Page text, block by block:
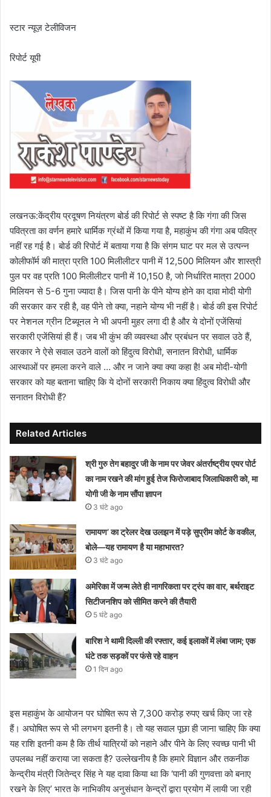
स्टार न्यूज़ टेलीविजन
रिपोर्ट यूपी
लखनऊ:केंद्रीय प्रदूषण नियंत्रण बोर्ड की रिपोर्ट से स्पष्ट है कि गंगा की जिस
पवित्रता का वर्णन हमारे धार्मिक ग्रंथों में किया गया है, महाकुंभ की गंगा अब पवित्र
नहीं रह गई है। बोर्ड की रिपोर्ट में बताया गया है कि संगम घाट पर मल से उत्पन्न
कोलीफॉर्म की मात्रा प्रति 100 मिलीलीटर पानी में 12,500 मिलियन और शास्त्री
पुल पर वह प्रति 100 मिलीलीटर पानी में 10,150 है, जो निर्धारित मात्रा 2000
मिलियन से 5-6 गुना ज्यादा है। जिस पानी के पीने योग्य होने का दावा मोदी योगी
की सरकार कर रही है, वह पीने तो क्या, नहाने योग्य भी नहीं है। बोर्ड की इस रिपोर्ट
पर नेशनल ग्रीन टिब्यूनल ने भी अपनी मुहर लगा दी है और ये दोनों एजेंसियां
सरकारी एजेंसियां ही हैं। जब भी कुंभ की व्यवस्था और प्रबंधन पर सवाल उठे हैं,
सरकार ने ऐसे सवाल उठने वालों को हिंदुत्व विरोधी, सनातन विरोधी, धार्मिक
आस्थाओं पर हमला करने वाले … और न जाने क्या क्या कहा है! अब मोदी-योगी
सरकार को यह बताना चाहिए कि ये दोनों सरकारी निकाय क्या हिंदुत्व विरोधी और
सनातन विरोधी हैं?
Related Articles
श्री गुरु तेग बहादुर जी के नाम पर जेवर अंतर्राष्ट्रीय एयर पोर्ट
का नाम रखने की मांग हुई तेज फिरोजाबाद जिलाधिकारी को, मा
योगी जी के नाम सौंपा ज्ञापन
3 घंटे ago
रामायण’ का ट्रेलर देख उलझन में पड़े सुप्रीम कोर्ट के वकील,
बोले—यह रामायण है या महाभारत?
3 घंटे ago
अमेरिका में जन्म लेते ही नागरिकता पर ट्रंप का वार, बर्थराइट
सिटीजनशिप को सीमित करने की तैयारी
5 घंटे ago
बारिश ने थामी दिल्ली की रफ्तार, कई इलाकों में लंबा जाम; एक
घंटे तक सड़कों पर फंसे रहे वाहन
1 दिन ago
इस महाकुंभ के आयोजन पर घोषित रूप से 7,300 करोड़ रुपए खर्च किए जा रहे
हैं। अघोषित रूप से भी लगभग इतनी है। तो यह सवाल पूछा ही जाना चाहिए कि क्या
यह राशि इतनी कम है कि तीर्थ यात्रियों को नहाने और पीने के लिए स्वच्छ पानी भी
उपलब्ध नहीं कराया जा सकता है? उल्लेखनीय है कि हमारे विज्ञान और तकनीक
केन्द्रीय मंत्री जितेन्द्र सिंह ने यह दावा किया था कि ‘पानी की गुणवत्ता को बनाए
रखने के लिए’ भारत के नाभिकीय अनुसंधान केन्द्रों द्वारा प्रयोग में लायी जा रही